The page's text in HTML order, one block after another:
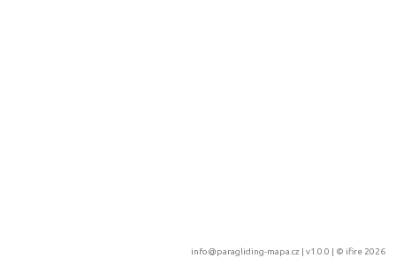
info@paragliding-mapa.cz | v1.0.0 | © ifire 2026